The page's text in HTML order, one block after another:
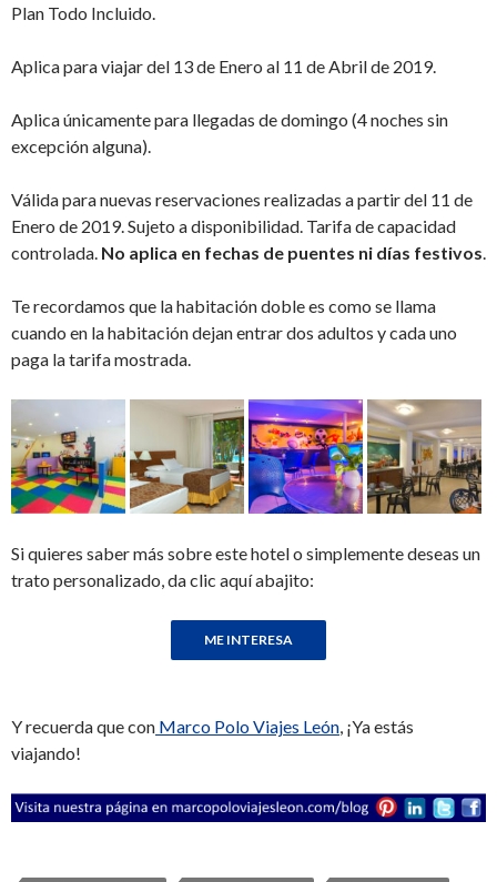
Plan Todo Incluido.
Aplica para viajar del 13 de Enero al 11 de Abril de 2019.
Aplica únicamente para llegadas de domingo (4 noches sin
excepción alguna).
Válida para nuevas reservaciones realizadas a partir del 11 de
Enero de 2019. Sujeto a disponibilidad. Tarifa de capacidad
controlada. No aplica en fechas de puentes ni días festivos
Te recordamos que la habitación doble es como se llama
cuando en la habitación dejan entrar dos adultos y cada uno
paga la tarifa mostrada.
Si quieres saber más sobre este hotel o simplemente deseas un
trato personalizado, da clic aquí abajito:
Y recuerda que con Marco Polo Viajes León , ¡Ya estás
viajando!